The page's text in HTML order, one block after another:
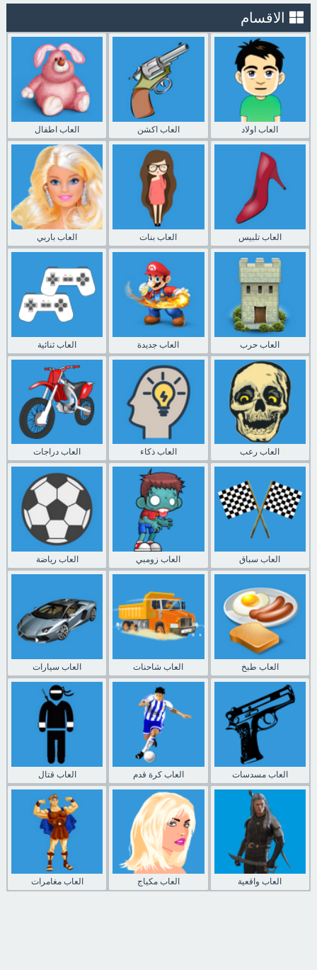
الاقسام
العاب اطفال العاب اكشن العاب اولاد
العاب باربي العاب بنات العاب تلبيس
العاب ثنائية العاب جديدة العاب حرب
العاب دراجات العاب ذكاء العاب رعب
العاب رياضة العاب زومبي العاب سباق
العاب سيارات العاب شاحنات العاب طبخ
العاب قتال العاب كرة قدم العاب مسدسات
العاب مغامرات العاب مكياج العاب واقعية